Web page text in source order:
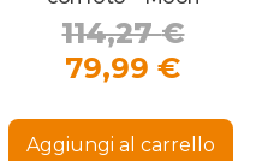
114,27€Il
era:
79,99€Il
Aggiungi al carrello